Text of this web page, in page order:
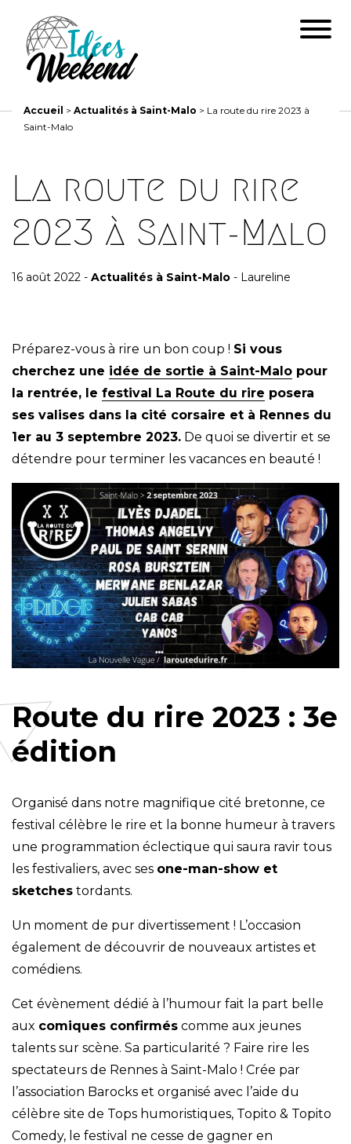
Accueil > Actualités à Saint-Malo > La route du rire 2023 à
Saint-Malo
La route du rire
2023 à Saint-Malo
16 août 2022 - Actualités à Saint-Malo - Laureline
Préparez-vous à rire un bon coup ! Si vous
cherchez une idée de sortie à Saint-Malo pour
la rentrée, le festival La Route du rire posera
ses valises dans la cité corsaire et à Rennes du
1er au 3 septembre 2023. De quoi se divertir et se
détendre pour terminer les vacances en beauté !
Route du rire 2023 : 3e
édition
Organisé dans notre magnifique cité bretonne, ce
festival célèbre le rire et la bonne humeur à travers
une programmation éclectique qui saura ravir tous
les festivaliers, avec ses one-man-show et
sketches tordants.
Un moment de pur divertissement ! L’occasion
également de découvrir de nouveaux artistes et
comédiens.
Cet évènement dédié à l’humour fait la part belle
aux comiques confirmés comme aux jeunes
talents sur scène. Sa particularité ? Faire rire les
spectateurs de Rennes à Saint-Malo ! Crée par
l’association Barocks et organisé avec l’aide du
célèbre site de Tops humoristiques, Topito & Topito
Comedy, le festival ne cesse de gagner en